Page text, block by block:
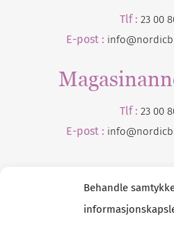
Behandle
Tlf : 23 00
E-post :
Tlf : 23 00
E-post : info@